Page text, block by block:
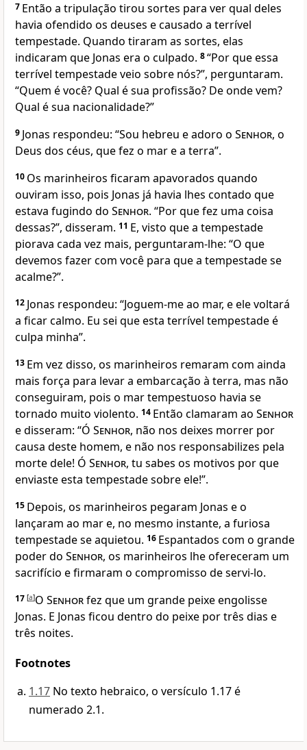
7 Então a tripulação tirou sortes para ver qual deles
havia ofendido os deuses e causado a terrível
tempestade. Quando tiraram as sortes, elas
indicaram que Jonas era o culpado. 8“Por que essa
terrível tempestade veio sobre nós?”, perguntaram.
“Quem é você? Qual é sua profissão? De onde vem?
Qual é sua nacionalidade?”
9 Jonas respondeu: “Sou hebreu e adoro o Senhor, o
Deus dos céus, que fez o mar e a terra”.
10 Os marinheiros ficaram apavorados quando
ouviram isso, pois Jonas já havia lhes contado que
estava fugindo do Senhor. “Por que fez uma coisa
dessas?”, disseram. 11 E, visto que a tempestade
piorava cada vez mais, perguntaram-lhe: “O que
devemos fazer com você para que a tempestade se
acalme?”.
12 Jonas respondeu: “Joguem-me ao mar, e ele voltará
a ficar calmo. Eu sei que esta terrível tempestade é
culpa minha”.
13 Em vez disso, os marinheiros remaram com ainda
mais força para levar a embarcação à terra, mas não
conseguiram, pois o mar tempestuoso havia se
tornado muito violento. 14 Então clamaram ao Senhor
e disseram: “Ó Senhor, não nos deixes morrer por
causa deste homem, e não nos responsabilizes pela
morte dele! Ó Senhor, tu sabes os motivos por que
enviaste esta tempestade sobre ele!”.
15 Depois, os marinheiros pegaram Jonas e o
lançaram ao mar e, no mesmo instante, a furiosa
tempestade se aquietou. 16 Espantados com o grande
poder do Senhor, os marinheiros lhe ofereceram um
sacrifício e firmaram o compromisso de servi-lo.
17 [a]O Senhorfez que um grande peixe engolisse
Jonas. E Jonas ficou dentro do peixe por três dias e
três noites.
Footnotes
1.17 No texto hebraico, o versículo 1.17 é
numerado 2.1.